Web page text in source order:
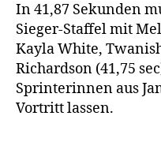
In 41,87 Sekunden
Sieger-Staffel mit
Kayla White,
Richardson (41,75
Sprinterinnen aus
Vortritt lassen.